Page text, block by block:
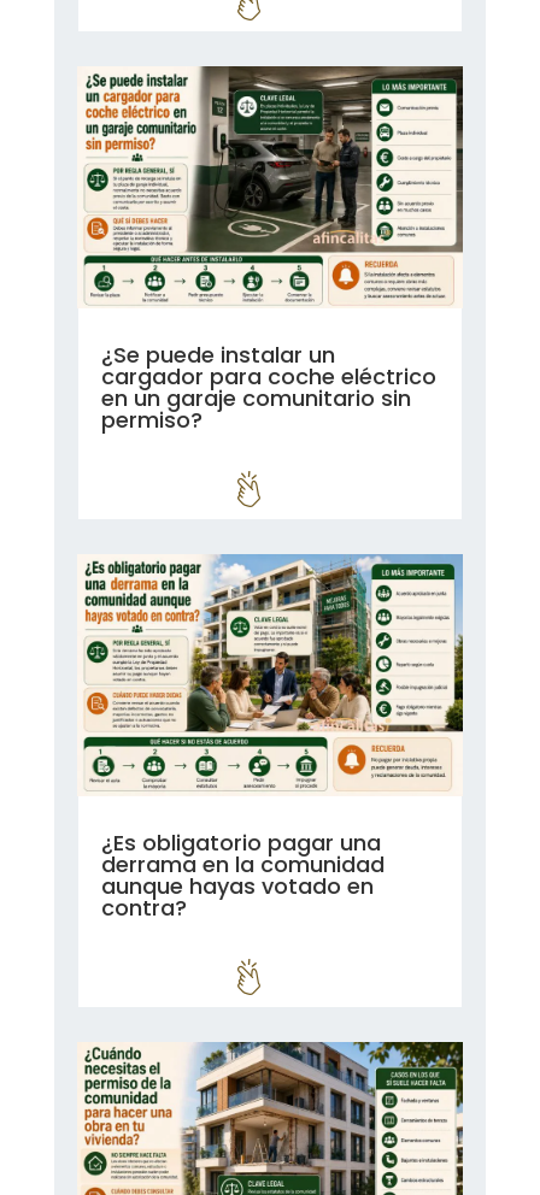
¿Se puede instalar un
cargador para coche eléctrico
en un garaje comunitario sin
permiso?
¿Es obligatorio pagar una
derrama en la comunidad
aunque hayas votado en
contra?